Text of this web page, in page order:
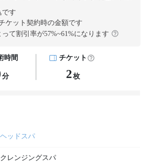
です
ケット契約時の金額です
て割引率が57%~61%になります
時間
分
チケット
2 枚
ヘッドスパ
クレンジングスパ